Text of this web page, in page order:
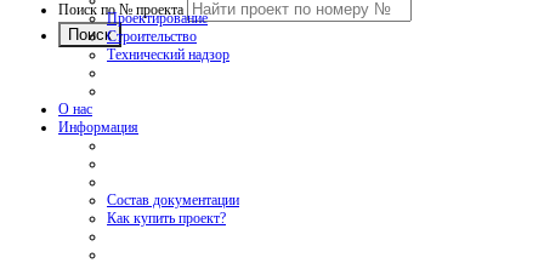
Поиск по № проекта
Проектирование
Строительство
Технический надзор
О нас
Информация
Состав документации
Как купить проект?